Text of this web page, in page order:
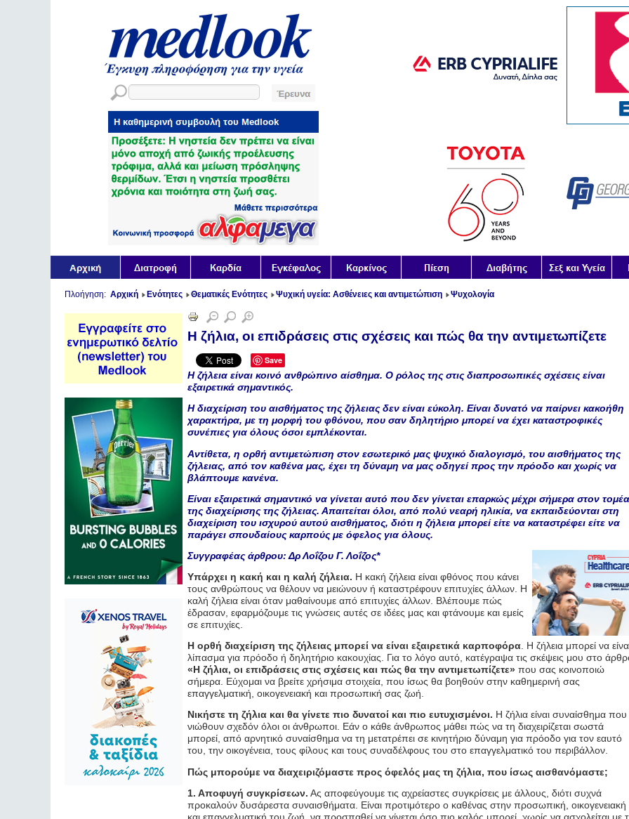
Πλοήγηση: Αρχική Ενότητες Θεματικές Ενότητες Ψυχική υγεία: Ασθένειες και αντιμετώπιση Ψυχολογία
Η ζήλια, οι επιδράσεις στις σχέσεις και πώς θα την αντιμετωπίζετε
Save
Η ζήλεια είναι κοινό ανθρώπινο αίσθημα. Ο ρόλος της στις διαπροσωπικές σχέσεις είναι
εξαιρετικά σημαντικός.
Η διαχείριση του αισθήματος της ζήλειας δεν είναι εύκολη. Είναι δυνατό να παίρνει κακοήθη
χαρακτήρα, με τη μορφή του φθόνου, που σαν δηλητήριο μπορεί να έχει καταστροφικές
συνέπιες για όλους όσοι εμπλέκονται.
Αντίθετα, η ορθή αντιμετώπιση στον εσωτερικό μας ψυχικό διαλογισμό, του αισθήματος της
ζήλειας, από τον καθένα μας, έχει τη δύναμη να μας οδηγεί προς την πρόοδο και χωρίς να
βλάπτουμε κανένα.
Είναι εξαιρετικά σημαντικό να γίνεται αυτό που δεν γίνεται επαρκώς μέχρι σήμερα στον τομέα
της διαχείρισης της ζήλειας. Απαιτείται όλοι, από πολύ νεαρή ηλικία, να εκπαιδεύονται στη
διαχείριση του ισχυρού αυτού αισθήματος, διότι η ζήλεια μπορεί είτε να καταστρέφει είτε να
παράγει σπουδαίους καρπούς με όφελος για όλους.
Συγγραφέας άρθρου: Δρ Λοΐζου Γ. Λοΐζος*
Υπάρχει η κακή και η καλή ζήλεια. Η κακή ζήλεια είναι φθόνος που κάνει
τους ανθρώπους να θέλουν να μειώνουν ή καταστρέφουν επιτυχίες άλλων. Η
καλή ζήλεια είναι όταν μαθαίνουμε από επιτυχίες άλλων. Βλέπουμε πώς
έδρασαν, εφαρμόζουμε τις γνώσεις αυτές σε ιδέες μας και φτάνουμε και εμείς
σε επιτυχίες.
Η ορθή διαχείριση της ζήλειας μπορεί να είναι εξαιρετικά καρποφόρα . Η ζήλεια μπορεί να
λίπασμα για πρόοδο ή δηλητήριο κακουχίας. Για το λόγο αυτό, κατέγραψα τις σκέψεις μου στο
«Η ζήλια, οι επιδράσεις στις σχέσεις και πώς θα την αντιμετωπίζετε» που σας κοινοποιώ
σήμερα. Εύχομαι να βρείτε χρήσιμα στοιχεία, που ίσως θα βοηθούν στην καθημερινή σας
επαγγελματική, οικογενειακή και προσωπική σας ζωή.
Νικήστε τη ζήλια και θα γίνετε πιο δυνατοί και πιο ευτυχισμένοι. Η ζήλια είναι συναίσθημα που
νιώθουν σχεδόν όλοι οι άνθρωποι. Εάν ο κάθε άνθρωπος μάθει πώς να τη διαχειρίζεται σωστά
μπορεί, από αρνητικό συναίσθημα να τη μετατρέπει σε κινητήριο δύναμη για πρόοδο για τον εαυτό
του, την οικογένεια, τους φίλους και τους συναδέλφους του στο επαγγελματικό του περιβάλλον.
Πώς μπορούμε να διαχειριζόμαστε προς όφελός μας τη ζήλια, που ίσως αισθανόμαστε;
1. Αποφυγή συγκρίσεων. Ας αποφεύγουμε τις αχρείαστες συγκρίσεις με άλλους, διότι συχνά
προκαλούν δυσάρεστα συναισθήματα. Είναι προτιμότερο ο καθένας στην προσωπική, οικογενειακή